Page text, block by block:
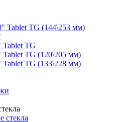
Tablet TG (144\253 мм)
Tablet TG
Tablet TG (120\205 мм)
Tablet TG (133\228 мм)